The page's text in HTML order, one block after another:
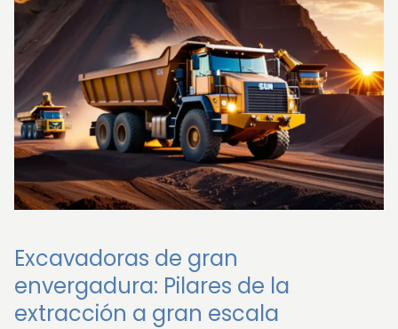
Excavadoras de gran
envergadura: Pilares de la
extracción a gran escala